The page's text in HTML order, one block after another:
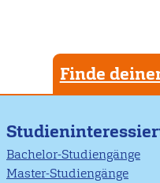
Finde
Bachelor-Studiengänge
Master-Studiengänge